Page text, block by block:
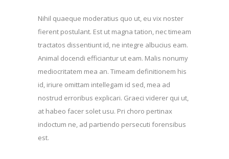
Nihil quaeque moderatius quo ut, eu vix noster
fierent postulant. Est ut magna tation, nec timeam
tractatos dissentiunt id, ne integre albucius eam.
Animal docendi efficiantur ut eam. Malis nonumy
mediocritatem mea an. Timeam definitionem his
id, iriure omittam intellegam id sed, mea ad
nostrud erroribus explicari. Graeci viderer qui ut,
at habeo facer solet usu. Pri choro pertinax
indoctum ne, ad partiendo persecuti forensibus
est.